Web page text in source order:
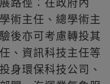
術主任、總學術主
後亦可考慮轉投其
、資訊科技主任等
身環保科技公司、